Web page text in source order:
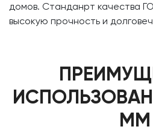
домов. Станданрт качества
высокую прочность и
ММ